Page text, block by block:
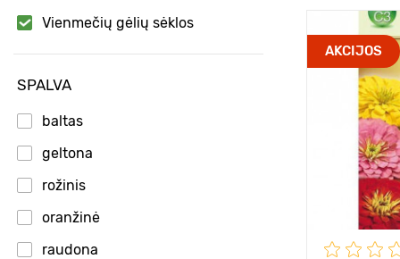
Vienmečių gėlių sėklos
SPALVA
baltas
geltona
rožinis
oranžinė
raudona
AKCIJOS
Aukštis
Tarpai
Pozicija
Privalumai